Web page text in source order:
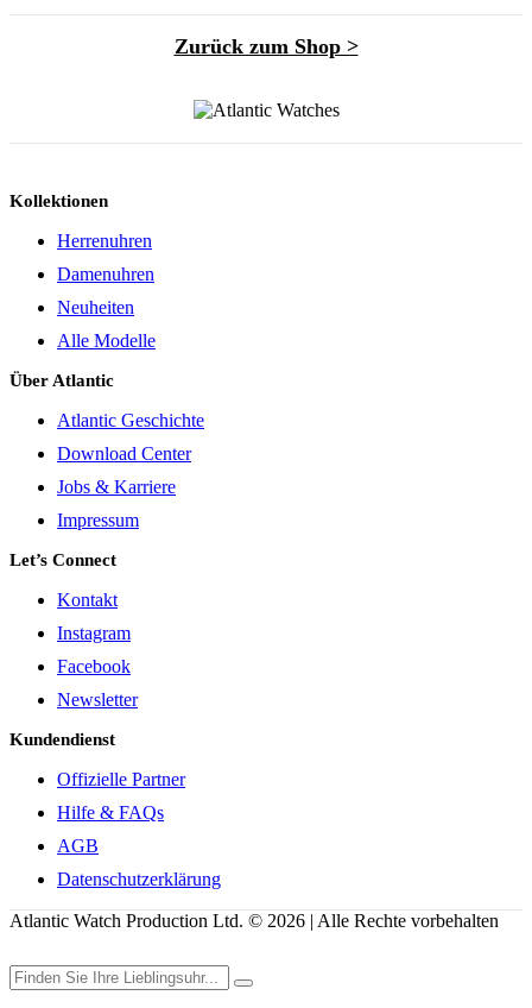
Zurück zum Shop >
Kollektionen
Herrenuhren
Damenuhren
Neuheiten
Alle Modelle
Über Atlantic
Atlantic Geschichte
Download Center
Jobs & Karriere
Impressum
Let’s Connect
Kontakt
Instagram
Facebook
Newsletter
Kundendienst
Offizielle Partner
Hilfe & FAQs
AGB
Datenschutzerklärung
Atlantic Watch Production Ltd. © 2026 | Alle Rechte vorbehalten